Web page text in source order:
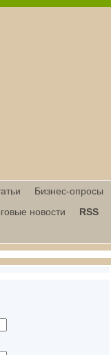
Бизнес-опросы
новости RSS